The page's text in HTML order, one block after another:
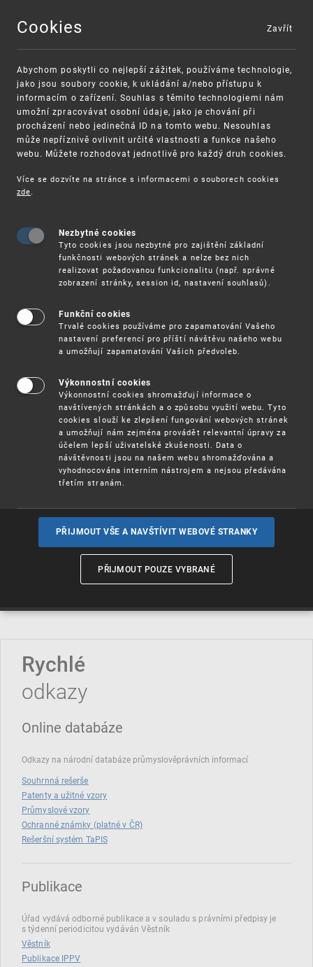
MENU
VAROVÁNÍ
Finanční podpora
Vynálezy / Patenty
Užitnévzory
Ochrannéznámky
Označení původua zeměpisná
Rychlé
odkazy
Online databáze
Odkazy na národní databáze průmyslověprávních informací
Souhrnná rešerše
Patenty a užitné vzory
Průmyslové vzory
Ochranné známky (platné v ČR)
Rešeršní systém TaPIS
Publikace
Úřad vydává odborné publikace a v souladu s právními předpisy je
s týdenní periodicitou vydáván Věstník
Věstník
Publikace IPPV
Cookies
Abychom poskytli co nejlepší zážitek, používáme technologie,
jako jsou soubory cookie, k ukládání a/nebo přístupu k
informacím o zařízení. Souhlas s těmito technologiemi nám
umožní zpracovávat osobní údaje, jako je chování při
procházení nebo jedinečná ID na tomto webu. Nesouhlas
může nepříznivě ovlivnit určité vlastnosti a funkce našeho
webu. Můžete rozhodovat jednotlivě pro každý druh cookies.
Více se dozvíte na stránce s informacemi o souborech cookies
zde.
Nezbytné cookies
Tyto cookies jsou nezbytné pro zajištění základní
funkčnosti webových stránek a nelze bez nich
realizovat požadovanou funkcionalitu (např. správné
zobrazení stránky, session id, nastavení souhlasů).
Funkční cookies
Trvalé cookies používáme pro zapamatování Vašeho
nastavení preferencí pro příští návštěvu našeho webu
a umožňují zapamatování Vašich předvoleb.
Výkonnostní cookies
Výkonnostní cookies shromažďují informace o
navštívených stránkách a o způsobu využití webu. Tyto
cookies slouží ke zlepšení fungování webových stránek
a umožňují nám zejména provádět relevantní úpravy za
účelem lepší uživatelské zkušenosti. Data o
návštěvnosti jsou na našem webu shromažďována a
vyhodnocována interním nástrojem a nejsou předávána
třetím stranám.
PŘIJMOUT VŠE A NAVŠTÍVIT WEBOVÉ STRANKY
PŘIJMOUT POUZE VYBRANÉ
Zavřít